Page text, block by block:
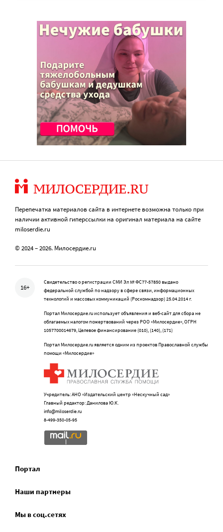
Перепечатка материалов сайта в интернете возможна только при
наличии активной гиперссылки на оригинал материала на сайте
miloserdie.ru
© 2024 – 2026. Милосердие.ru
16+
Свидетельство о регистрации СМИ Эл № ФС77-57850 выдано
федеральной службой по надзору в сфере связи, информационных
технологий и массовых коммуникаций (Роскомнадзор) 25.04.2014 г.
Портал Милосердие.ru использует объявления и веб-сайт для сбора не
облагаемых налогом пожертвований через РОО «Милосердие», ОГРН
1057700014679, Целевое финансирование (010), (140), (171)
Портал Милосердие.ru является одним из проектов Православной службы
помощи «Милосердие»
Учредитель: АНО «Издательский центр «Нескучный сад»
Главный редактор: Данилова Ю.К.
info@miloserdie.ru
8-499-350-05-95
Портал
Наши партнеры
Мы в соц.сетях